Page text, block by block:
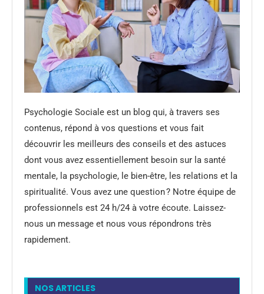
Psychologie Sociale est un blog qui, à travers ses
contenus, répond à vos questions et vous fait
découvrir les meilleurs des conseils et des astuces
dont vous avez essentiellement besoin sur la santé
mentale, la psychologie, le bien-être, les relations et la
spiritualité. Vous avez une question ? Notre équipe de
professionnels est 24 h/24 à votre écoute. Laissez-
nous un message et nous vous répondrons très
rapidement.
NOS ARTICLES